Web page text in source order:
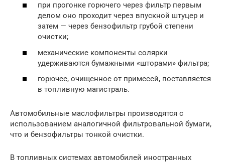
при прогонке горючего через фильтр первым
делом оно проходит через впускной штуцер и
затем — через бензофильтр грубой степени
очистки;
механические компоненты солярки
удерживаются бумажными «шторами» фильтра;
горючее, очищенное от примесей, поставляется
в топливную магистраль.
Автомобильные маслофильтры производятся с
использованием аналогичной фильтровальной бумаги,
что и бензофильтры тонкой очистки.
В топливных системах автомобилей иностранных